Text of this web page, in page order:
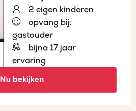
2 eigen kinderen
opvang bij:
gastouder
bijna 17 jaar
ervaring
Nu bekijken